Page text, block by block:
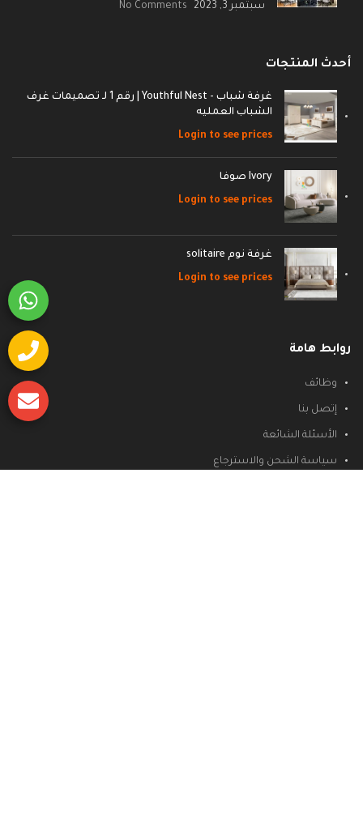
سبتمبر 3, 2023 No Comments
أحدث المنتجات
غرفة شباب - Youthful Nest | رقم 1 لـ تصميمات غرف
الشباب العمليه
Login to see prices
Ivory صوفا
Login to see prices
غرفة نوم solitaire
Login to see prices
روابط هامة
وظائف
إتصل بنا
الأسئلة الشائعة
سياسة الشحن والاسترجاع